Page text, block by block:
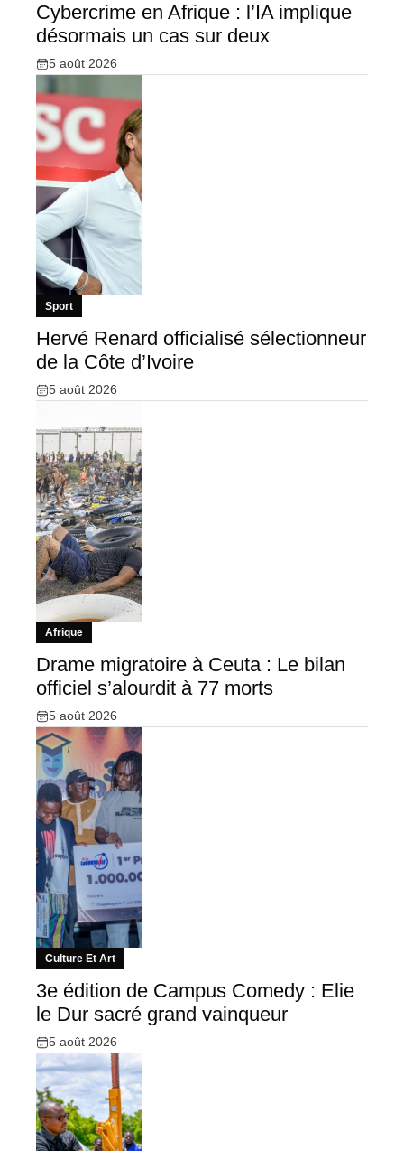
Cybercrime en Afrique : l’IA implique
désormais un cas sur deux
5 août 2026
Sport
Hervé Renard officialisé sélectionneur
de la Côte d’Ivoire
5 août 2026
Afrique
Drame migratoire à Ceuta : Le bilan
officiel s’alourdit à 77 morts
5 août 2026
Culture Et Art
3e édition de Campus Comedy : Elie
le Dur sacré grand vainqueur
5 août 2026